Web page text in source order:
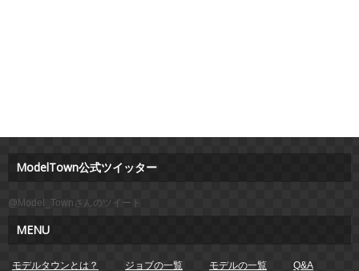
ModelTown公式ツイッター
@Model_Townさんのツイート
MENU
モデルタウンとは？ ジョブの一覧 モデルの一覧 Q&A